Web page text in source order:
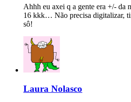
Ahhh eu axei q a gente era +/- da
16 kkk… Não precisa digitalizar,
sô!
Laura Nolasco